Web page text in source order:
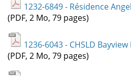
1232-6849 - Résidence
(PDF, 2 Mo, 79 pages)
1236-6043 - CHSLD Bayview
(PDF, 2 Mo, 79 pages)